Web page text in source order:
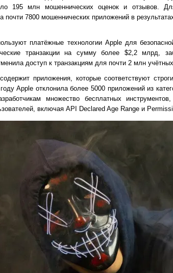
195 млн мошеннических оценок и отзывов.
почти 7800 мошеннических приложений в
платёжные технологии Apple для
транзакции на сумму более $2,2 млрд,
доступ к транзакциям для почти 2 млн учётных
приложения, которые соответствуют
Apple отклонила более 5000 приложений из
множество бесплатных
включая API Declared Age Range и